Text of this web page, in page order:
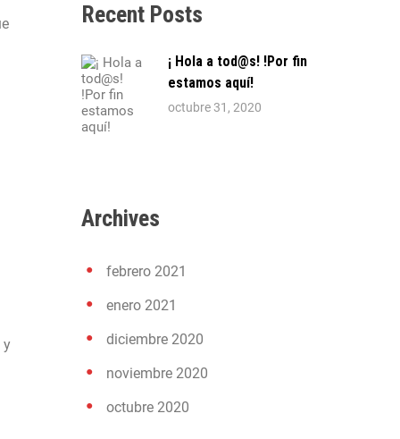
y
Recent Posts
¡ Hola a tod@s! !Por fin
estamos aquí!
octubre 31, 2020
Archives
febrero 2021
enero 2021
diciembre 2020
noviembre 2020
octubre 2020